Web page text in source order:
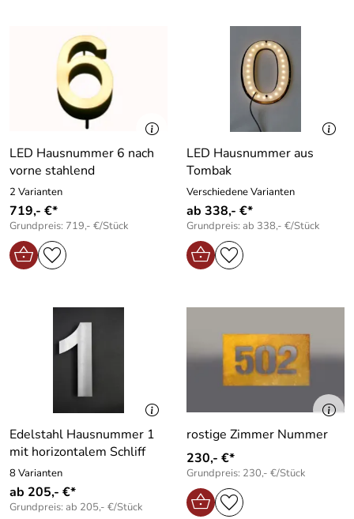
LED Hausnummer 6 nach
vorne stahlend
2 Varianten
719,- €*
Grundpreis: 719,- €/Stück
LED Hausnummer aus
Tombak
Verschiedene Varianten
ab 338,- €*
Grundpreis: ab 338,- €/Stück
Edelstahl Hausnummer 1
mit horizontalem Schliff
8 Varianten
ab 205,- €*
Grundpreis: ab 205,- €/Stück
rostige Zimmer Nummer
230,- €*
Grundpreis: 230,- €/Stück